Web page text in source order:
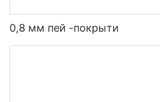
0,8 мм пей -покрыти